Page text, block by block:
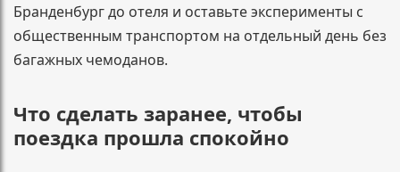
Бранденбург до отеля и оставьте эксперименты с
общественным транспортом на отдельный день без
багажных чемоданов.
Что сделать заранее, чтобы
поездка прошла спокойно